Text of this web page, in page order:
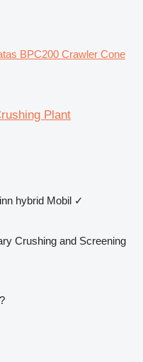
BPC200 Crawler Cone
Plant
hybrid Mobil ✓
Crushing and Screening